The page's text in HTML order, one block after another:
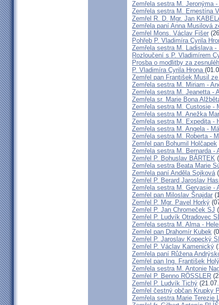
Zemřela sestra M. Jeronýma
Zemřela sestra M. Ernestína
Zemřel R. D. Mgr. Jan
Zemřela paní Anna Musilová
Zemřel Mons. Václav Fišer
Pohřeb P. Vladimíra Cyrila
Zemřela sestra M. Ladislava -
Rozloučení s P. Vladimírem
Prosba o modlitby za
P. Vladimíra Cyrila Hrona
Zemřel pan František Musil
Zemřela sestra M. Miriam -
Zemřela sestra M. Jeanetta -
Zemřela sr. Marie Bona
Zemřela sestra M. Custosie -
Zemřela sestra M. Anežka
Zemřela sestra M. Expedita -
Zemřela sestra M. Angela -
Zemřela sestra M. Roberta -
Zemřel pan Bohumil Holčapek
Zemřela sestra M. Bernarda -
Zemřel P. Bohuslav BÁRTEK
Zemřela sestra Beata Marie
Zemřela paní Anděla Sojková
Zemřel P. Berard Jaroslav
Zemřela sestra M. Gervasie -
Zemřel pan Miloslav Šnajdar
Zemřel P. Mgr. Pavel Horký
Zemřel P. Jan Chromeček SJ
Zemřel P. Ludvík Otradovec
Zemřela sestra M. Alma -
Zemřel pan Drahomír Kubek
Zemřel P. Jaroslav Kopecký
Zemřel P. Václav Kamenický
Zemřela paní Růžena
Zemřel pan Ing. František
Zemřela sestra M. Antonie
Zemřel P. Benno RÖSSLER
Zemřel P. Ludvík Tichý
Zemřel čestný občan Krupky
Zemřela sestra Marie Terezie